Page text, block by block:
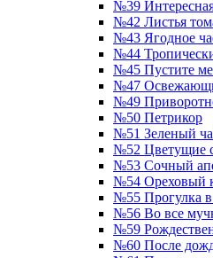
№39
№42 Листья
№43 Ягодное
№44
№45 Пустите
№47
№49
№50 Петрикор
№51 Зеленый
№52 Цветущие
№53 Сочный
№54 Ореховый
№55 Прогулка
№56 Во все
№59
№60 После